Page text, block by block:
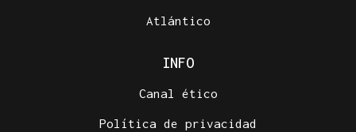
Atlántico
INFO
Canal ético
Política de privacidad